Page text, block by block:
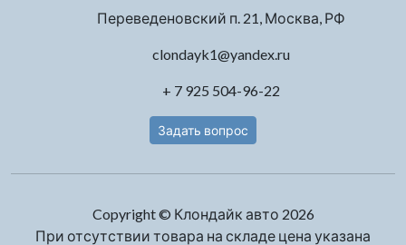
Переведеновский п. 21, Москва, РФ
clondayk1@yandex.ru
+ 7 925 504-96-22
Задать вопрос
Copyright © Клондайк авто 2026
При отсутствии товара на складе цена указана